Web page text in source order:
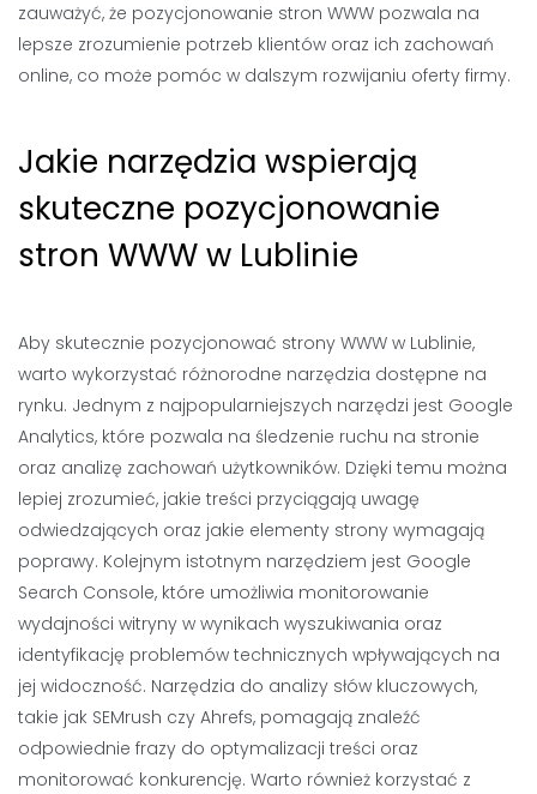
zauważyć, że pozycjonowanie stron WWW pozwala na
lepsze zrozumienie potrzeb klientów oraz ich zachowań
online, co może pomóc w dalszym rozwijaniu oferty firmy.
Jakie narzędzia wspierają
skuteczne pozycjonowanie
stron WWW w Lublinie
Aby skutecznie pozycjonować strony WWW w Lublinie,
warto wykorzystać różnorodne narzędzia dostępne na
rynku. Jednym z najpopularniejszych narzędzi jest Google
Analytics, które pozwala na śledzenie ruchu na stronie
oraz analizę zachowań użytkowników. Dzięki temu można
lepiej zrozumieć, jakie treści przyciągają uwagę
odwiedzających oraz jakie elementy strony wymagają
poprawy. Kolejnym istotnym narzędziem jest Google
Search Console, które umożliwia monitorowanie
wydajności witryny w wynikach wyszukiwania oraz
identyfikację problemów technicznych wpływających na
jej widoczność. Narzędzia do analizy słów kluczowych,
takie jak SEMrush czy Ahrefs, pomagają znaleźć
odpowiednie frazy do optymalizacji treści oraz
monitorować konkurencję. Warto również korzystać z